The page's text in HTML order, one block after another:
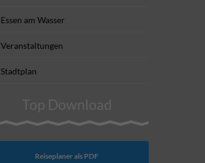
Essen am Wasser
Veranstaltungen
Stadtplan
Top Download
Reiseplaner als PDF